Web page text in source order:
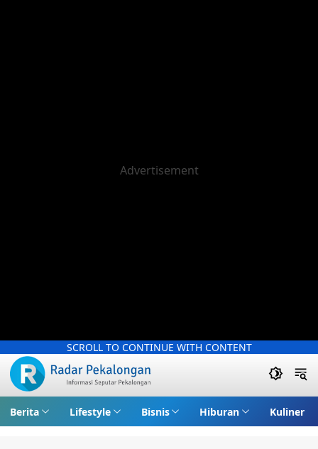
SCROLL TO CONTINUE WITH CONTENT
Berita Lifestyle Bisnis Hiburan Kuliner